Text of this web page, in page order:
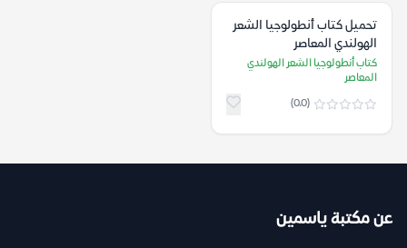
تحميل كتاب أنطولوجيا الشعر
الهولندي المعاصر
كتاب أنطولوجيا الشعر الهولندي
المعاصر
(0.0)
عن مكتبة ياسمين